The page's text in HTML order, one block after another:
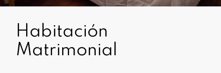
Habitación
Matrimonial